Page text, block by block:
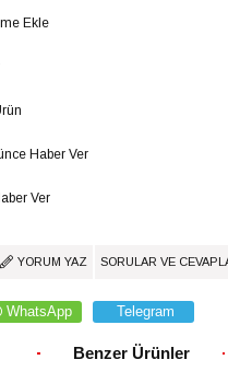
Ekle
Haber Ver
Ver
YORUM YAZ SORULAR VE
WhatsApp Telegram
Benzer Ürünler